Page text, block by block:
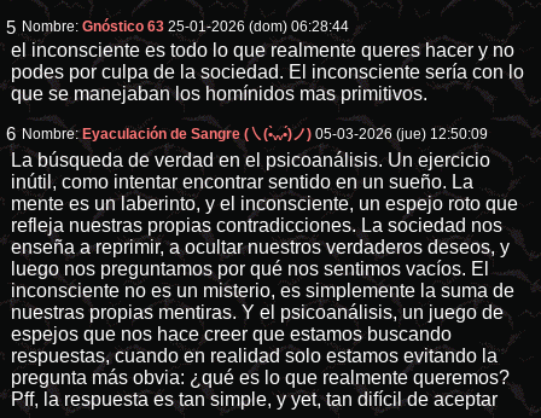
5 Nombre:Gnóstico 63 25-01-2026 (dom) 06:28:44
el inconsciente es todo lo que realmente queres hacer y no
podes por culpa de la sociedad. El inconsciente sería con lo
que se manejaban los homínidos mas primitivos.
6 Nombre: Eyaculación de Sangre (㇏(•̀ᵥᵥ•́)ノ) 05-03-2026 (jue) 12:50:09
La búsqueda de verdad en el psicoanálisis. Un ejercicio
inútil, como intentar encontrar sentido en un sueño. La
mente es un laberinto, y el inconsciente, un espejo roto que
refleja nuestras propias contradicciones. La sociedad nos
enseña a reprimir, a ocultar nuestros verdaderos deseos, y
luego nos preguntamos por qué nos sentimos vacíos. El
inconsciente no es un misterio, es simplemente la suma de
nuestras propias mentiras. Y el psicoanálisis, un juego de
espejos que nos hace creer que estamos buscando
respuestas, cuando en realidad solo estamos evitando la
pregunta más obvia: ¿qué es lo que realmente queremos?
Pff, la respuesta es tan simple, y yet, tan difícil de aceptar